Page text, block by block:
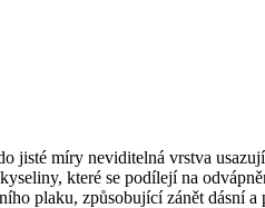
jisté míry neviditelná vrstva
které se podílejí na
plaku, způsobující zánět dásní